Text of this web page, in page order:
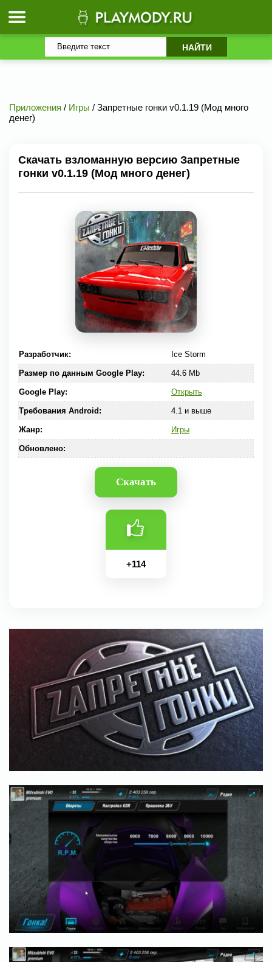
Приложения / Игры / Запретные гонки v0.1.19 (Мод много
денег)
Скачать взломанную версию Запретные
гонки v0.1.19 (Мод много денег)
Разработчик: Ice Storm
Размер по данным Google Play: 44.6 Mb
Google Play: Открыть
Требования Android: 4.1 и выше
Жанр: Игры
Обновлено:
Скачать
+114